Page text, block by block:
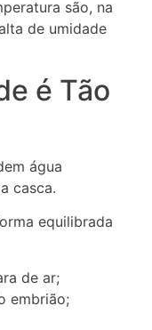
são, na
de umidade
é Tão
água
casca.
equilibrada
de ar;
embrião;